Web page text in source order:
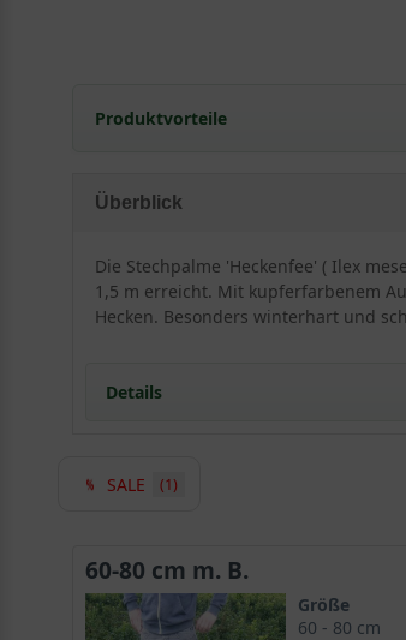
Produktvorteile
standorttolerant
gut geeignet für
schmale Hecken
sehr frosthart und windfest
Überblick
Die Stechpalme 'Heckenfee' ( Ilex
1,5 m erreicht. Mit kupferfarbenem
Hecken. Besonders winterhart und
Details
Detaillierte Informationen
heimischen Gärten. Äußerst
schmalen Hecke anordnen und
ihre straff aufrechte, säulenförmige
SALE (1)
60-80 cm m. B.
Größe
60 - 80 cm